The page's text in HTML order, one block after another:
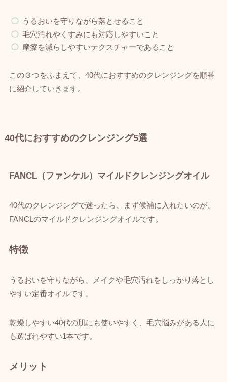
うるおいを守りながら落とせること
毛穴汚れやくすみにも対応しやすいこと
摩擦を減らしやすいテクスチャーであること
この３つをふまえて、40代におすすめのクレンジングを順番
に紹介していきます。
40代におすすめのクレンジング5選
FANCL（ファンケル）マイルドクレンジングオイル
40代のクレンジングで迷ったら、まず候補に入れたいのが、
FANCLのマイルドクレンジングオイルです。
特徴
うるおいを守りながら、メイクや毛穴汚れをしっかり落とし
やすい定番オイルです。
乾燥しやすい40代の肌にも使いやすく、毛穴悩みがある人に
も選ばれやすい1本です。
メリット